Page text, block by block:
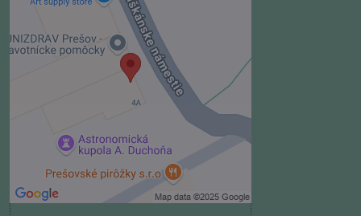
Externý obsah je blokovaný
Voľbami súkromia
Prajete si načítať externý obsah?
Povoliť tentokrát
Povoliť a zapamätať - súhlas s
druhom cookie: Funkčné
Otvoriť obsah v novom okne